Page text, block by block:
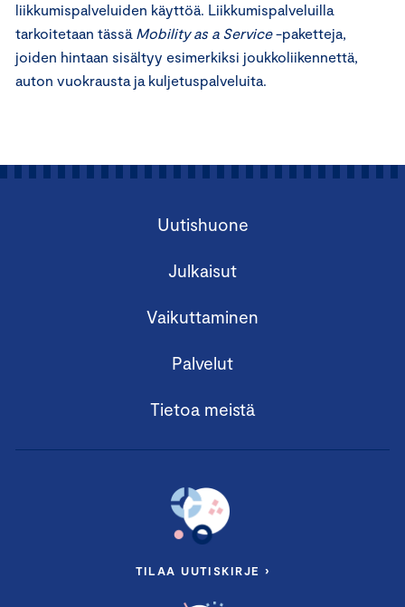
liikkumispalveluiden käyttöä. Liikkumispalveluilla
tarkoitetaan tässä Mobility as a Service-paketteja,
joiden hintaan sisältyy esimerkiksi joukkoliikennettä,
auton vuokrausta ja kuljetuspalveluita.
Uutishuone
Julkaisut
Vaikuttaminen
Palvelut
Tietoa meistä
TILAA UUTISKIRJE ›